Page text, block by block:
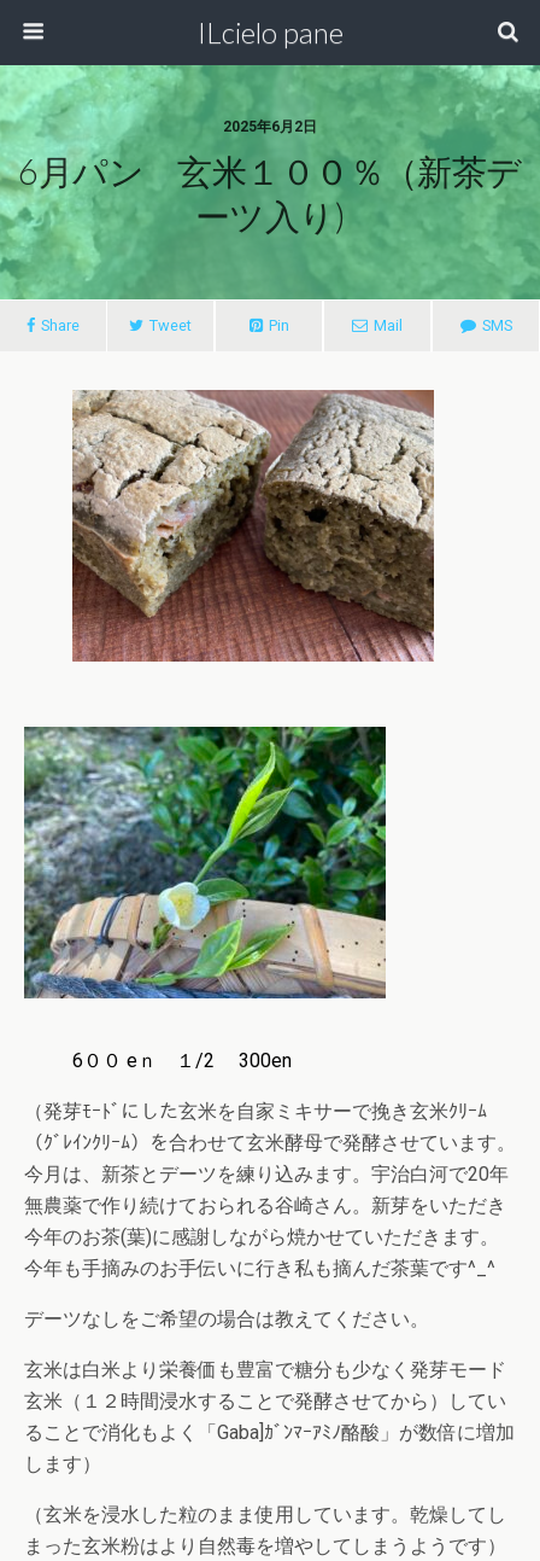
ILcielo pane
2025年6月2日
6月パン 玄米１００％（新茶デ
ーツ入り)
Share Tweet Pin Mail SMS
6００ eｎ １/2 300en
（発芽ﾓｰﾄﾞにした玄米を自家ミキサーで挽き玄米ｸﾘｰﾑ
（ｸﾞﾚｲﾝｸﾘｰﾑ）を合わせて玄米酵母で発酵させています。
今月は、新茶とデーツを練り込みます。宇治白河で20年
無農薬で作り続けておられる谷崎さん。新芽をいただき
今年のお茶(葉)に感謝しながら焼かせていただきます。
今年も手摘みのお手伝いに行き私も摘んだ茶葉です^_^
デーツなしをご希望の場合は教えてください。
玄米は白米より栄養価も豊富で糖分も少なく発芽モード
玄米（１２時間浸水することで発酵させてから）してい
ることで消化もよく「Gaba]ｶﾞﾝﾏｰｱﾐﾉ酪酸」が数倍に増加
します）
（玄米を浸水した粒のまま使用しています。乾燥してし
まった玄米粉はより自然毒を増やしてしまうようです）